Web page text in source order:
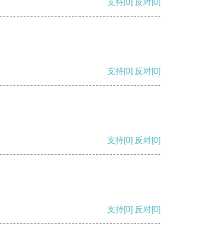
支持[0] 反对[0]
支持[0] 反对[0]
支持[0] 反对[0]
支持[0] 反对[0]